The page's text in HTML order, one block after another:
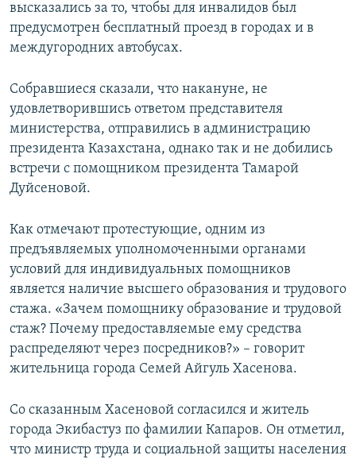
высказались за то, чтобы для инвалидов был
предусмотрен бесплатный проезд в городах и в
междугородних автобусах.
Собравшиеся сказали, что накануне, не
удовлетворившись ответом представителя
министерства, отправились в администрацию
президента Казахстана, однако так и не добились
встречи с помощником президента Тамарой
Дуйсеновой.
Как отмечают протестующие, одним из
предъявляемых уполномоченными органами
условий для индивидуальных помощников
является наличие высшего образования и трудового
стажа. «Зачем помощнику образование и трудовой
стаж? Почему предоставляемые ему средства
распределяют через посредников?» – говорит
жительница города Семей Айгуль Хасенова.
Со сказанным Хасеновой согласился и житель
города Экибастуз по фамилии Капаров. Он отметил,
что министр труда и социальной защиты населения